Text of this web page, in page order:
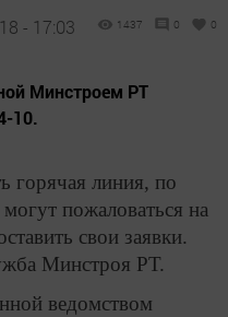
- 17:03 1437 0 0
Минстроем РТ
10.
горячая линия, по
пожаловаться на
свои заявки.
Минстроя РТ.
ведомством